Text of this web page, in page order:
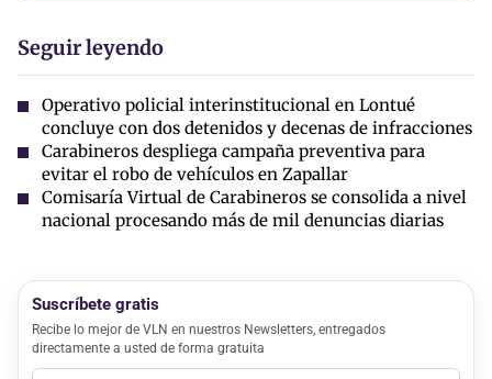
Seguir leyendo
Operativo policial interinstitucional en Lontué
concluye con dos detenidos y decenas de infracciones
Carabineros despliega campaña preventiva para
evitar el robo de vehículos en Zapallar
Comisaría Virtual de Carabineros se consolida a nivel
nacional procesando más de mil denuncias diarias
Suscríbete gratis
Recibe lo mejor de VLN en nuestros Newsletters, entregados
directamente a usted de forma gratuita